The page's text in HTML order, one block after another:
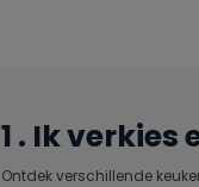
1 . Ik verkies
Ontdek verschillende